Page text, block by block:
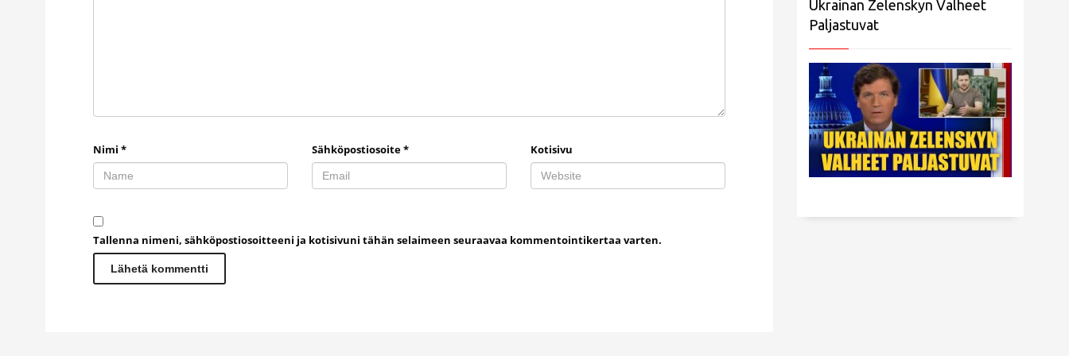
Nimi * Sähköpostiosoite* Kotisivu
Tallenna nimeni, sähköpostiosoitteeni ja kotisivuni tähän selaimeen seuraavaa kommentointikertaa varten.
Ukrainan Zelenskyn Valheet
Paljastuvat